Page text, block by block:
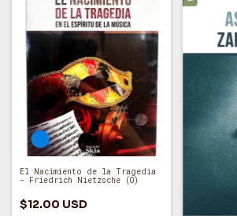
El Nacimiento de la Tragedia
- Friedrich Nietzsche (O)
$12.00 USD